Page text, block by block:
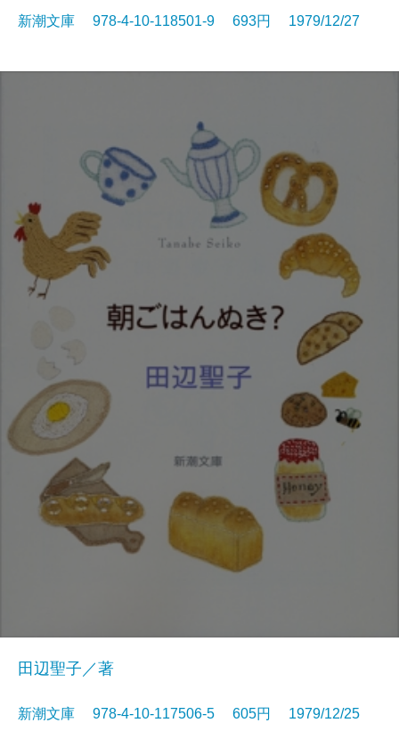
新潮文庫 978-4-10-118501-9 693円 1979/12/27
田辺聖子／著
新潮文庫 978-4-10-117506-5 605円 1979/12/25